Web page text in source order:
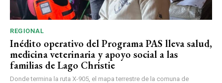
REGIONAL
Inédito operativo del Programa PAS lleva salud,
medicina veterinaria y apoyo social a las
familias de Lago Christie
Donde termina la ruta X-905, el mapa terrestre de la comuna de